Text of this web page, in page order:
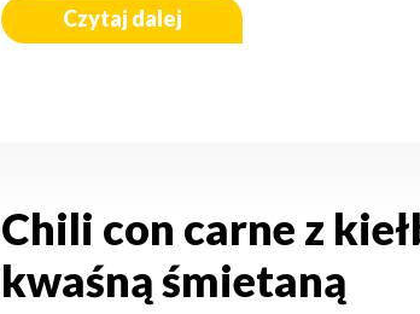
Czytaj dalej
Chili con carne z
kwaśną śmietaną